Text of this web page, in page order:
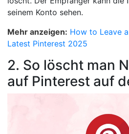
seinem Konto sehen.
Mehr anzeigen: How to Leave
Latest Pinterest 2025
2. So löscht man
auf Pinterest auf